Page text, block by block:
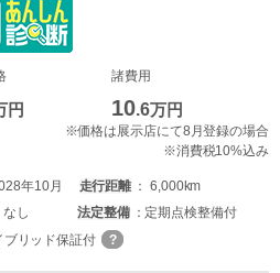
円
諸費用
10.6万円
※価格は展示店にて8月登録の場合
※消費税10%込み
年10月 走行距離
6,000km
なし 法定整備
定期点検整備付
ブリッド保証付